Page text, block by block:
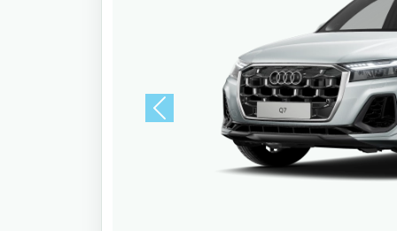
Previous